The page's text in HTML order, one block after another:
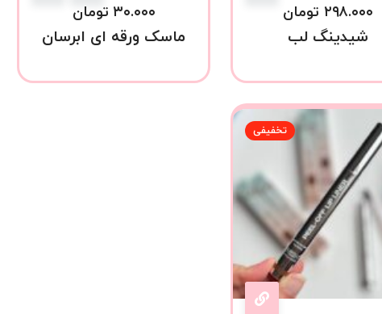
۲۹۸.۰۰۰ تومان
شیدینگ لب
۳۰.۰۰۰ تومان
ماسک ورقه ای ابرسان
تخفیفی